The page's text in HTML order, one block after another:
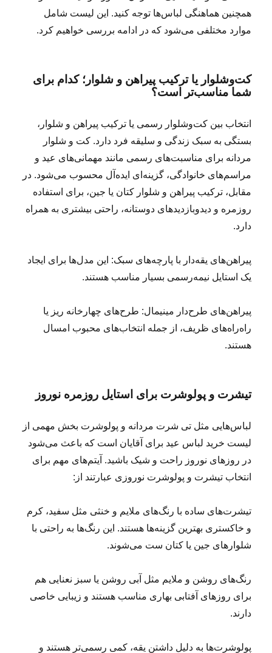
همچنین هماهنگی لباس‌ها توجه کنید. این لیست شامل
موارد مختلفی می‌شود که در ادامه بررسی خواهیم کرد.
کت‌وشلوار یا ترکیب پیراهن و شلوار؛ کدام برای
شما مناسب‌تر است؟
انتخاب بین کت‌وشلوار رسمی یا ترکیب پیراهن و شلوار،
بستگی به سبک زندگی و سلیقه فرد دارد. کت و شلوار
مردانه برای مناسبت‌های رسمی مانند مهمانی‌های عید و
مراسم‌های خانوادگی، گزینه‌ای ایده‌آل محسوب می‌شود. در
مقابل، ترکیب پیراهن و شلوار کتان یا جین، برای استفاده
روزمره و دیدوبازدیدهای دوستانه، راحتی بیشتری به همراه
دارد.
پیراهن‌های یقه‌دار با پارچه‌های سبک: این مدل‌ها برای ایجاد
یک استایل نیمه‌رسمی بسیار مناسب هستند.
پیراهن‌های طرح‌دار مینیمال: طرح‌های چهارخانه ریز یا
راه‌راه‌های ظریف، از جمله انتخاب‌های محبوب امسال
هستند.
تیشرت و پولوشرت برای استایل روزمره نوروز
لباس‌هایی مثل تی شرت مردانه و پولوشرت بخش مهمی از
لیست خرید لباس عید برای آقایان است که باعث می‌شود
در روزهای نوروز راحت و شیک باشید. آیتم‌های مهم برای
انتخاب تیشرت و پولوشرت نوروزی عبارتند از:
تیشرت‌های ساده با رنگ‌های ملایم و خنثی مثل سفید، کرم
و خاکستری بهترین گزینه‌ها هستند. این رنگ‌ها به راحتی با
شلوارهای جین یا کتان ست می‌شوند.
رنگ‌های روشن و ملایم مثل آبی روشن یا سبز نعنایی هم
برای روزهای آفتابی بهاری مناسب‌ هستند و زیبایی خاصی
دارند.
پولوشرت‌ها به دلیل داشتن یقه، کمی رسمی‌تر هستند و